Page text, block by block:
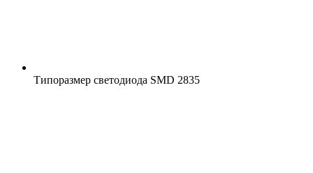
Типоразмер светодиода SMD 2835